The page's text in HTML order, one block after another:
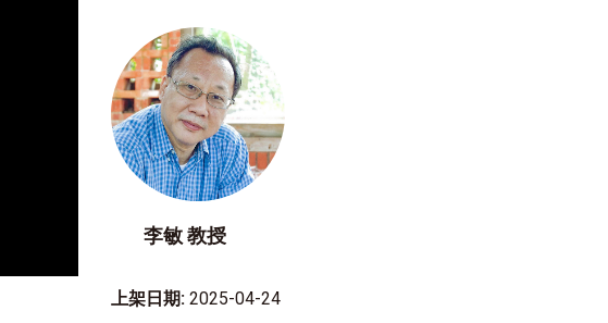
李敏 教授
上架日期: 2025-04-24